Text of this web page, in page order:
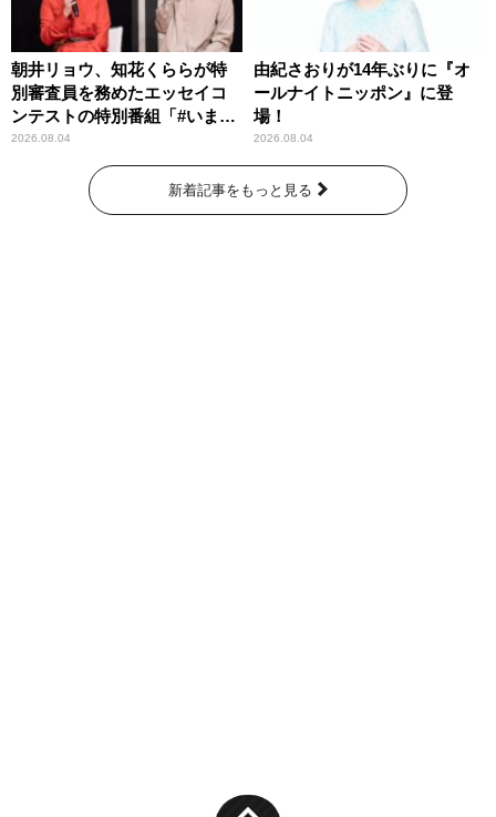
朝井リョウ、知花くららが特
別審査員を務めたエッセイコ
ンテストの特別番組「#いまあ
なたに伝えたいこと」
2026.08.04
由紀さおりが14年ぶりに『オ
ールナイトニッポン』に登
場！
2026.08.04
新着記事をもっと見る